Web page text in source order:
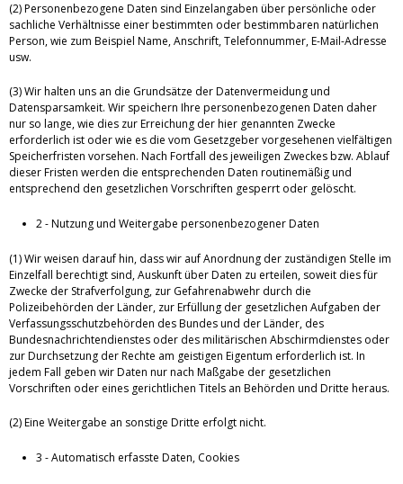
(2) Personenbezogene Daten sind Einzelangaben über persönliche oder
sachliche Verhältnisse einer bestimmten oder bestimmbaren natürlichen
Person, wie zum Beispiel Name, Anschrift, Telefonnummer, E-Mail-Adresse
usw.
(3) Wir halten uns an die Grundsätze der Datenvermeidung und
Datensparsamkeit. Wir speichern Ihre personenbezogenen Daten daher
nur so lange, wie dies zur Erreichung der hier genannten Zwecke
erforderlich ist oder wie es die vom Gesetzgeber vorgesehenen vielfältigen
Speicherfristen vorsehen. Nach Fortfall des jeweiligen Zweckes bzw. Ablauf
dieser Fristen werden die entsprechenden Daten routinemäßig und
entsprechend den gesetzlichen Vorschriften gesperrt oder gelöscht.
2 - Nutzung und Weitergabe personenbezogener Daten
(1) Wir weisen darauf hin, dass wir auf Anordnung der zuständigen Stelle im
Einzelfall berechtigt sind, Auskunft über Daten zu erteilen, soweit dies für
Zwecke der Strafverfolgung, zur Gefahrenabwehr durch die
Polizeibehörden der Länder, zur Erfüllung der gesetzlichen Aufgaben der
Verfassungsschutzbehörden des Bundes und der Länder, des
Bundesnachrichtendienstes oder des militärischen Abschirmdienstes oder
zur Durchsetzung der Rechte am geistigen Eigentum erforderlich ist. In
jedem Fall geben wir Daten nur nach Maßgabe der gesetzlichen
Vorschriften oder eines gerichtlichen Titels an Behörden und Dritte heraus.
(2) Eine Weitergabe an sonstige Dritte erfolgt nicht.
3 - Automatisch erfasste Daten, Cookies